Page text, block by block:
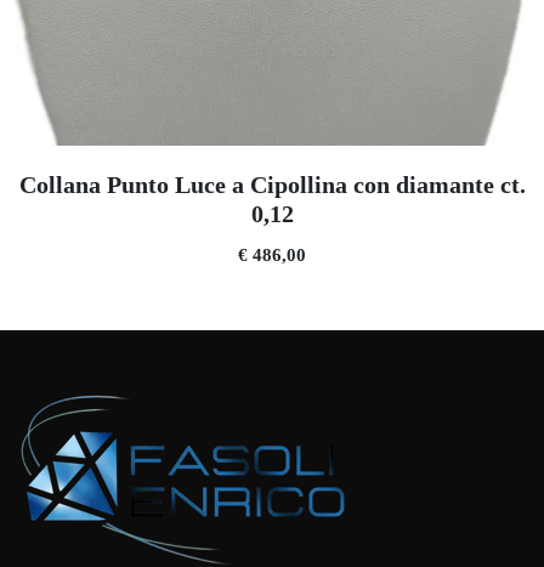
Collana Punto Luce a Cipollina con diamante ct.
0,12
€ 486,00